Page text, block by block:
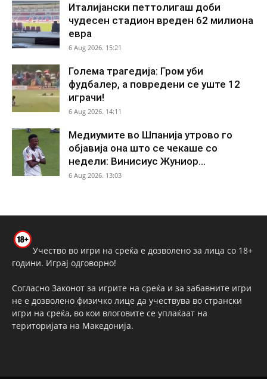
Италијански петтолигаш доби
чудесен стадион вреден 62 милиона
евра
6 Aug 2026. 15:21
Голема трагедија: Гром уби
фудбалер, а повредени се уште 12
играчи!
6 Aug 2026. 14:11
Медиумите во Шпанија утрово го
објавија она што се чекаше со
недели: Винисиус Жуниор...
6 Aug 2026. 13:03
Учество во игри на среќа е дозволено за лица со 18+
години. Играј одговорно!
Согласно Законот за игрите на среќа и за забавните игри
не е дозволено физичко лице да учествува во странски
игри на среќа, во кои влоговите се уплаќаат на
територијата на Македонија.